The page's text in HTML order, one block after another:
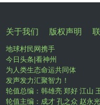
关于我们 版权声明
地球村民网携手
今日头条|看神州
为人类生态命运共同体
发声发力汇聚智力！
轮值总编：韩雄亮 郑好 江山
轮值主编：成才 孔之众 赵永